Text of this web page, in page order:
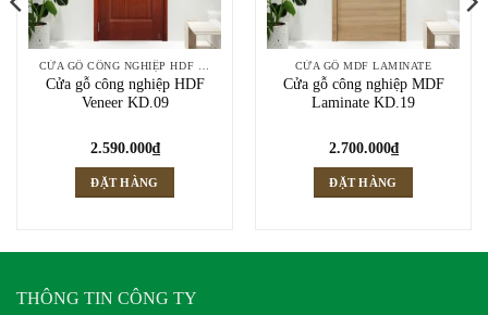
CỬA GỖ CÔNG NGHIỆP HDF VENEER
Cửa gỗ công nghiệp HDF
Veneer KD.09
2.590.000₫
ĐẶT HÀNG
CỬA GỖ MDF LAMINATE
Cửa gỗ công nghiệp MDF
Laminate KD.19
2.700.000₫
ĐẶT HÀNG
THÔNG TIN CÔNG TY